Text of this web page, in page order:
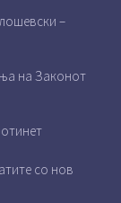
–
на Законот
со нов